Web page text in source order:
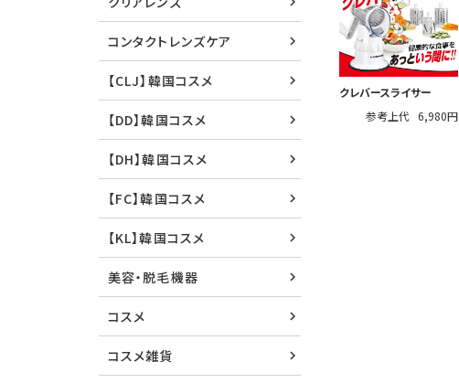
クレバースライサー
参考上代 6,980円
コンタクトレンズケア
【CLJ】韓国コスメ
【DD】韓国コスメ
【DH】韓国コスメ
【FC】韓国コスメ
【KL】韓国コスメ
美容・脱毛機器
コスメ
コスメ雑貨